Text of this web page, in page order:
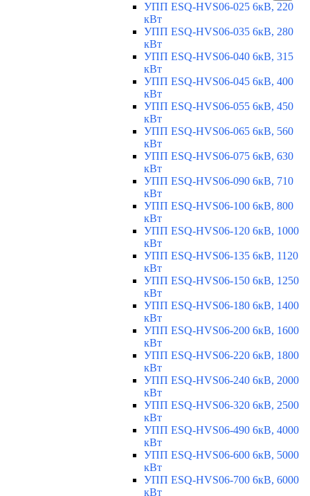
УПП ESQ-HVS06-025 6кВ, 220
кВт
УПП ESQ-HVS06-035 6кВ, 280
кВт
УПП ESQ-HVS06-040 6кВ, 315
кВт
УПП ESQ-HVS06-045 6кВ, 400
кВт
УПП ESQ-HVS06-055 6кВ, 450
кВт
УПП ESQ-HVS06-065 6кВ, 560
кВт
УПП ESQ-HVS06-075 6кВ, 630
кВт
УПП ESQ-HVS06-090 6кВ, 710
кВт
УПП ESQ-HVS06-100 6кВ, 800
кВт
УПП ESQ-HVS06-120 6кВ, 1000
кВт
УПП ESQ-HVS06-135 6кВ, 1120
кВт
УПП ESQ-HVS06-150 6кВ, 1250
кВт
УПП ESQ-HVS06-180 6кВ, 1400
кВт
УПП ESQ-HVS06-200 6кВ, 1600
кВт
УПП ESQ-HVS06-220 6кВ, 1800
кВт
УПП ESQ-HVS06-240 6кВ, 2000
кВт
УПП ESQ-HVS06-320 6кВ, 2500
кВт
УПП ESQ-HVS06-490 6кВ, 4000
кВт
УПП ESQ-HVS06-600 6кВ, 5000
кВт
УПП ESQ-HVS06-700 6кВ, 6000
кВт